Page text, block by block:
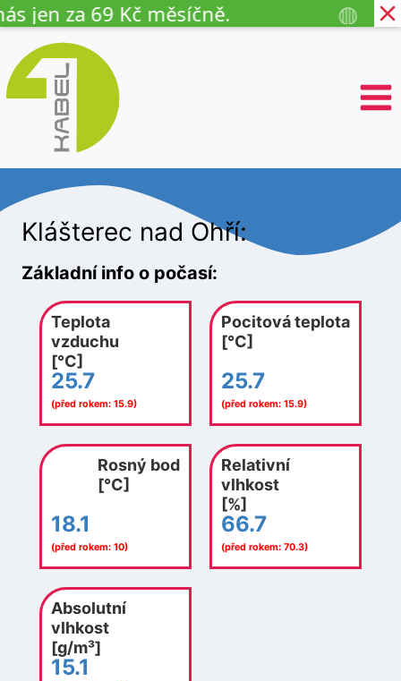
za 69 Kč měsíčně. Mobil
P
e
s
i
n
Klášterec nad Ohří:
Základní info o počasí:
Teplota
vzduchu
[°C]
25.7
(před rokem: 15.9)
Pocitová teplota
[°C]
25.7
(před rokem: 15.9)
Rosný bod
[°C]
18.1
(před rokem: 10)
Relativní
vlhkost
[%]
66.7
(před rokem: 70.3)
Absolutní
vlhkost
[g/m³]
15.1